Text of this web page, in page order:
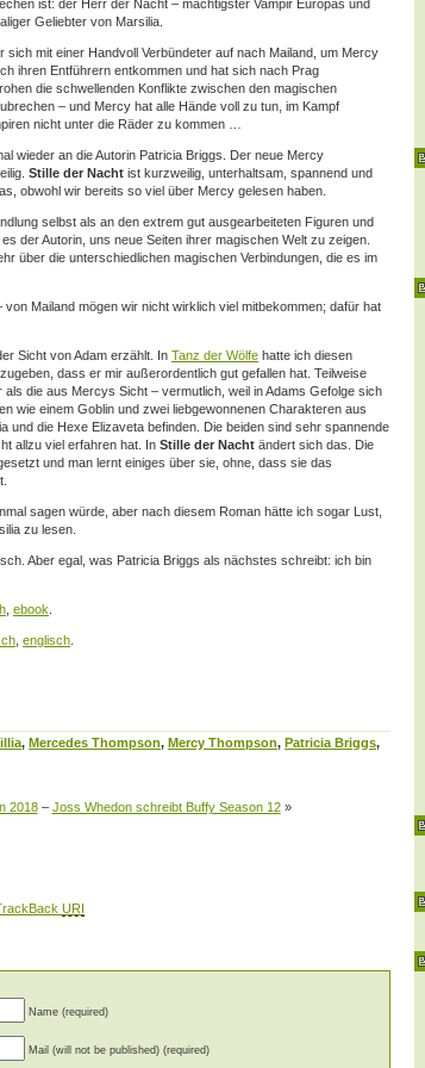
ist: der Herr der Nacht – mächtigster Vampir Europas und
Geliebter von Marsilia.
sich mit einer Handvoll Verbündeter auf nach Mailand, um Mercy
ihren Entführern entkommen und hat sich nach Prag
die schwellenden Konflikte zwischen den magischen
– und Mercy hat alle Hände voll zu tun, im Kampf
nicht unter die Räder zu kommen …
wieder an die Autorin Patricia Briggs. Der neue Mercy
Stille der Nacht ist kurzweilig, unterhaltsam, spannend und
obwohl wir bereits so viel über Mercy gelesen haben.
selbst als an den extrem gut ausgearbeiteten Figuren und
der Autorin, uns neue Seiten ihrer magischen Welt zu zeigen.
über die unterschiedlichen magischen Verbindungen, die es im
Mailand mögen wir nicht wirklich viel mitbekommen; dafür hat
Sicht von Adam erzählt. In Tanz der Wölfe hatte ich diesen
dass er mir außerordentlich gut gefallen hat. Teilweise
die aus Mercys Sicht – vermutlich, weil in Adams Gefolge sich
wie einem Goblin und zwei liebgewonnenen Charakteren aus
und die Hexe Elizaveta befinden. Die beiden sind sehr spannende
allzu viel erfahren hat. In Stille der Nacht ändert sich das. Die
und man lernt einiges über sie, ohne, dass sie das
sagen würde, aber nach diesem Roman hätte ich sogar Lust,
zu lesen.
Aber egal, was Patricia Briggs als nächstes schreibt: ich bin
ebook
englisch
, Mercedes Thompson, Mercy Thompson, Patricia Briggs,
2018– Joss Whedon schreibt Buffy Season 12»
URI
Name (required)
Mail (will not be published) (required)